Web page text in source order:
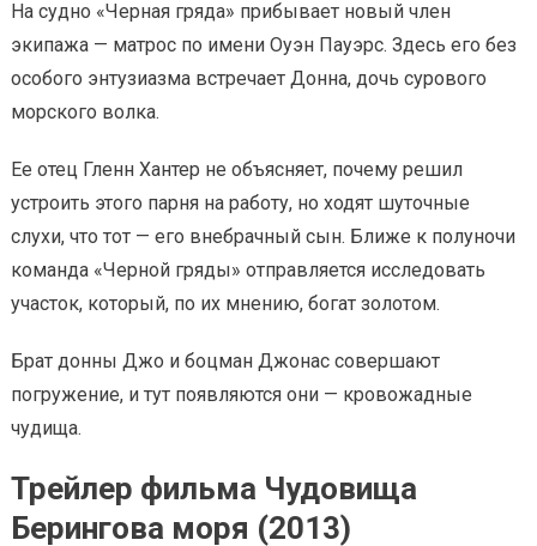
На судно «Черная гряда» прибывает новый член
экипажа — матрос по имени Оуэн Пауэрс. Здесь его без
особого энтузиазма встречает Донна, дочь сурового
морского волка.
Ее отец Гленн Хантер не объясняет, почему решил
устроить этого парня на работу, но ходят шуточные
слухи, что тот — его внебрачный сын. Ближе к полуночи
команда «Черной гряды» отправляется исследовать
участок, который, по их мнению, богат золотом.
Брат донны Джо и боцман Джонас совершают
погружение, и тут появляются они — кровожадные
чудища.
Трейлер фильма Чудовища
Берингова моря (2013)